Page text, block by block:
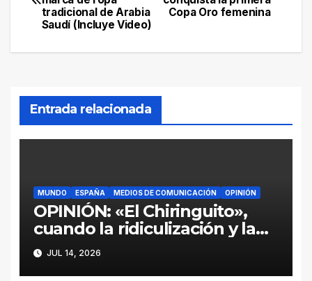
de
entradas
Copa Oro femenina
tradicional de Arabia
Saudí (Incluye Video)
Entrada relacionada
MUNDO ESPAÑA MEDIOS DE COMUNICACIÓN OPINIÓN
OPINIÓN: «El Chiringuito»,
cuando la ridiculización y la
parcialidad se disfrazan de
periodismo deportivo
JUL 14, 2026